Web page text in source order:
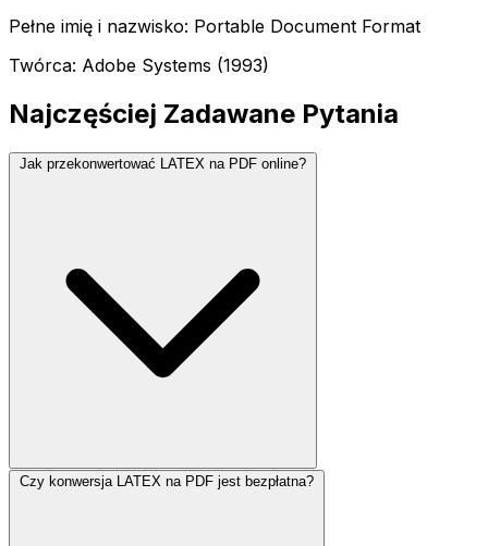
Pełne imię i nazwisko: Portable Document Format
Twórca: Adobe Systems (1993)
Najczęściej Zadawane Pytania
Jak przekonwertować LATEX na PDF online?
Czy konwersja LATEX na PDF jest bezpłatna?